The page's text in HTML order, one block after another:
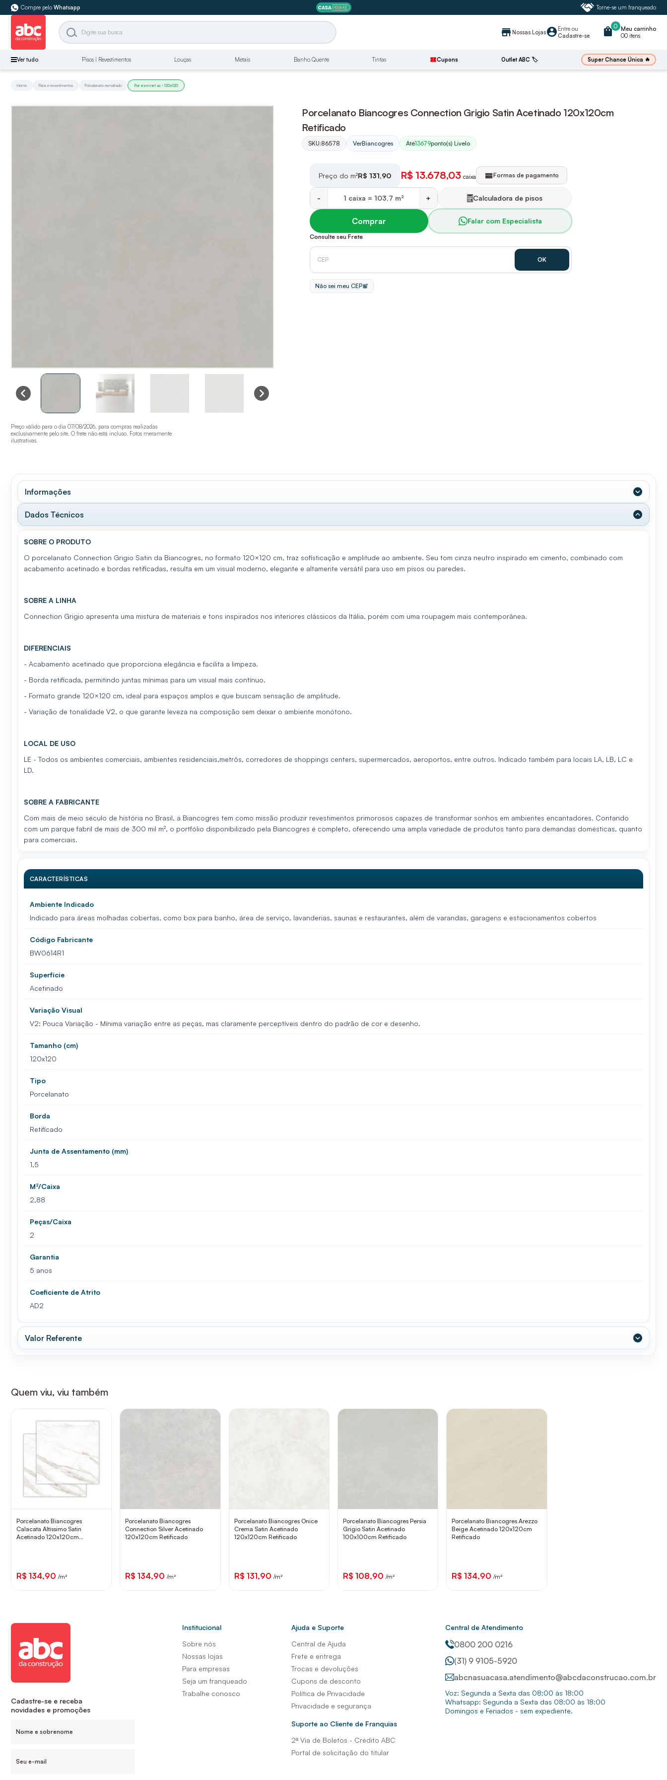
Compre pelo Whatsapp Torne-se um franqueado
store Nossas Lojasaccount_circle Entre ou
Cadastre-se
0
shopping_bag
Meu carrinho
00 itens
Ver tudo Pisos | Revestimentos Louças Metais Banho Quente Tintas confirmation_numberCupons Outlet ABC 🏷️ Super Chance Única 🔥
Home Pisos e revestimentos Porcelanato esmaltado Por esm ret ac - 120x120
Porcelanato Biancogres Connection Grigio Satin Acetinado 120x120cm
Retificado
SKU:86578 VerBiancogres Até13679ponto(s) Livelo
Preço válido para o dia 07/08/2026, para compras realizadas
exclusivamente pelo site. O frete não está incluso. Fotos meramente
ilustrativas.
R$ 13.678,03 caixa
Preço do m²R$ 131,90 Formas de pagamento
- + Calculadora de pisos
Comprar Falar com Especialista
Consulte seu Frete
Não sei meu CEP
Informações
Dados Técnicos
SOBRE O PRODUTO
O porcelanato Connection Grigio Satin da Biancogres, no formato 120×120 cm, traz sofisticação e amplitude ao ambiente. Seu tom cinza neutro inspirado em cimento, combinado com
acabamento acetinado e bordas retificadas, resulta em um visual moderno, elegante e altamente versátil para uso em pisos ou paredes.
SOBRE A LINHA
Connection Grigio apresenta uma mistura de materiais e tons inspirados nos interiores clássicos da Itália, porém com uma roupagem mais contemporânea.
DIFERENCIAIS
- Acabamento acetinado que proporciona elegância e facilita a limpeza.
- Borda retificada, permitindo juntas mínimas para um visual mais contínuo.
- Formato grande 120×120 cm, ideal para espaços amplos e que buscam sensação de amplitude.
- Variação de tonalidade V2, o que garante leveza na composição sem deixar o ambiente monótono.
LOCAL DE USO
LE - Todos os ambientes comerciais, ambientes residenciais,metrôs, corredores de shoppings centers, supermercados, aeroportos, entre outros. Indicado também para locais LA, LB, LC e
LD.
SOBRE A FABRICANTE
Com mais de meio século de história no Brasil, a Biancogres tem como missão produzir revestimentos primorosos capazes de transformar sonhos em ambientes encantadores. Contando
com um parque fabril de mais de 300 mil m², o portfólio disponibilizado pela Biancogres é completo, oferecendo uma ampla variedade de produtos tanto para demandas domésticas, quanto
para comerciais.
CARACTERÍSTICAS
Ambiente Indicado
Indicado para áreas molhadas cobertas, como box para banho, área de serviço, lavanderias, saunas e restaurantes, além de varandas, garagens e estacionamentos cobertos
Código Fabricante
BW0614R1
Superfície
Acetinado
Variação Visual
V2: Pouca Variação - Mínima variação entre as peças, mas claramente perceptíveis dentro do padrão de cor e desenho.
Tamanho (cm)
120x120
Tipo
Porcelanato
Borda
Retificado
Junta de Assentamento (mm)
1,5
M²/Caixa
2,88
Peças/Caixa
2
Garantia
5 anos
Coeficiente de Atrito
AD2
Valor Referente
Quem viu, viu também
Porcelanato Biancogres
Calacata Altíssimo Satin
Acetinado 120x120cm
R$ 134,90 /m²
Porcelanato Biancogres
Connection Silver Acetinado
120x120cm Retificado
R$ 134,90 /m²
Porcelanato Biancogres Onice
Crema Satin Acetinado
120x120cm Retificado
R$ 131,90 /m²
Porcelanato Biancogres Persia
Grigio Satin Acetinado
100x100cm Retificado
R$ 108,90 /m²
Porcelanato Biancogres Arezzo
Beige Acetinado 120x120cm
Retificado
R$ 134,90 /m²
Cadastre-se e receba
novidades e promoções
Institucional
Sobre nós
Nossas lojas
Para empresas
Seja um franqueado
Trabalhe conosco
Ajuda e Suporte
Central de Ajuda
Frete e entrega
Trocas e devoluções
Cupons de desconto
Política de Privacidade
Privacidade e segurança
Suporte ao Cliente de Franquias
2ª Via de Boletos - Crédito ABC
Portal de solicitação do titular
Central de Atendimento
0800 200 0216
(31) 9 9105-5920
abcnasuacasa.atendimento@abcdaconstrucao.com.br
Voz: Segunda a Sexta das 08:00 às 18:00
Whatsapp: Segunda a Sexta das 08:00 às 18:00
Domingos e Feriados - sem expediente.